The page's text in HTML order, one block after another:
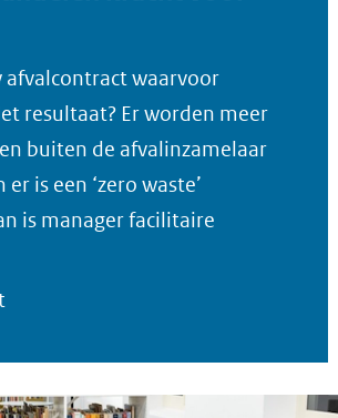
afvalcontract waarvoor
resultaat? Er worden meer
buiten de afvalinzamelaar
is een ‘zero waste’
is manager facilitaire